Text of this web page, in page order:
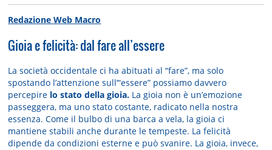
Redazione Web Macro
Gioia e felicità: dal fare all’essere
La società occidentale ci ha abituati al “fare”, ma solo
spostando l’attenzione sull’“essere” possiamo davvero
percepire lo stato della gioia. La gioia non è un’emozione
passeggera, ma uno stato costante, radicato nella nostra
essenza. Come il bulbo di una barca a vela, la gioia ci
mantiene stabili anche durante le tempeste. La felicità
dipende da condizioni esterne e può svanire. La gioia, invece,